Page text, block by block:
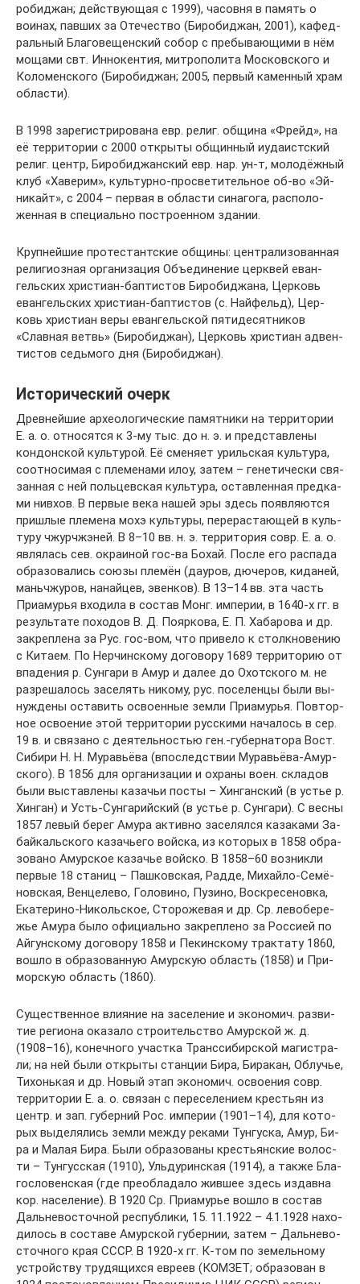
ро­бид­жан; дей­ст­вую­щая с 1999), ча­сов­ня в па­мять о
вои­нах, пав­ших за Оте­че­ст­во (Би­ро­бид­жан, 2001), ка­фед­
раль­ный Бла­го­ве­щен­ский со­бор с пре­бы­ваю­щи­ми в нём
мо­ща­ми свт. Ин­но­кен­тия, ми­тро­по­ли­та Мо­с­ковско­го и
Ко­ло­мен­ско­го (Би­ро­би­джан; 2005, пер­вый ка­мен­ный храм
об­лас­ти).
В 1998 за­ре­ги­ст­ри­ро­ва­на евр. ре­лиг. об­щи­на «Фрейд», на
её тер­ри­то­рии с 2000 от­крыты об­щин­ный иу­даи­ст­ский
ре­лиг. центр, Би­ро­бид­жан­ский евр. нар. ун-т, мо­ло­дёж­ный
клуб «Ха­ве­рим», куль­тур­но-про­све­ти­тель­ное об-во «Эй­
ни­кайт», с 2004 – пер­вая в об­лас­ти си­на­го­га, рас­по­ло­
жен­ная в спе­ци­аль­но по­стро­ен­ном зда­нии.
Круп­ней­шие про­тес­тант­ские об­щи­ны: цен­тра­ли­зо­ван­ная
ре­лигиозная ор­га­ни­за­ция Объ­е­ди­не­ние церк­вей еван­
гель­ских хри­сти­ан-бап­ти­стов Би­ро­бид­жа­на, Цер­ковь
еван­гель­ских хри­сти­ан-­бап­ти­стов (с. Най­фельд), Цер­
ковь хри­сти­ан ве­ры еван­гель­ской пя­ти­де­сят­ни­ков
«Слав­ная ветвь» (Би­ро­бид­жан), Цер­ковь хри­сти­ан ад­вен­
ти­стов седь­мо­го дня (Би­робид­жан).
Исторический очерк
Древ­ней­шие ар­хео­ло­гические па­мят­ни­ки на тер­ри­то­рии
Е. а. о. от­но­сят­ся к 3-му тыс. до н. э. и пред­став­ле­ны
кон­дон­ской куль­ту­рой. Её сме­ня­ет уриль­ская куль­ту­ра,
со­от­но­си­мая с пле­ме­на­ми илоу, за­тем – ге­не­ти­че­ски свя­
зан­ная с ней поль­цев­ская куль­ту­ра, ос­тав­лен­ная пред­ка­
ми нив­хов. В пер­вые ве­ка на­шей эры здесь по­яв­ля­ют­ся
при­шлые пле­ме­на мо­хэ куль­ту­ры, пе­ре­рас­таю­щей в куль­
ту­ру чжур­чжэ­ней. В 8–10 вв. н. э. тер­ри­то­рия совр. Е. а. о.
яв­ля­лась сев. ок­раи­ной гос-ва Бо­хай. По­сле его рас­па­да
об­ра­зо­ва­лись сою­зы пле­мён (дау­ров, дю­че­ров, ки­да­ней,
мань­чжу­ров, на­най­цев, эвен­ков). В 13–14 вв. эта часть
При­аму­рья вхо­ди­ла в со­став Монг. им­пе­рии, в 1640-х гг. в
ре­зуль­та­те по­хо­дов В. Д. По­яр­ко­ва, Е. П. Ха­ба­ро­ва и др.
за­кре­п­ле­на за Рус. гос-вом, что при­ве­ло к столк­но­ве­нию
с Ки­та­ем. По Нер­чин­ско­му до­го­во­ру 1689 тер­ри­то­рию от
впа­де­ния р. Сун­га­ри в Амур и да­лее до Охот­ско­го м. не
раз­ре­ша­лось за­се­лять ни­ко­му, рус. по­се­лен­цы бы­ли вы­
ну­ж­де­ны ос­та­вить ос­во­ен­ные зем­ли При­аму­рья. По­втор­
ное ос­вое­ние этой тер­ри­то­рии рус­ски­ми на­ча­лось в сер.
19 в. и свя­за­но с дея­тель­но­стью ген.-гу­бер­на­то­ра Вост.
Си­би­ри Н. Н. Му­равь­ё­ва (впо­след­ст­вии Му­равь­ё­ва-Амур­
ско­го). В 1856 для ор­га­ни­за­ции и ох­ра­ны во­ен. скла­дов
бы­ли вы­став­ле­ны ка­за­чьи по­сты – Хин­ган­ский (в устье р.
Хин­ган) и Усть-Сун­га­рий­ский (в устье р. Сун­га­ри). С вес­ны
1857 ле­вый бе­рег Аму­ра ак­тив­но за­се­лял­ся ка­за­ка­ми За­
бай­каль­ско­го ка­зачь­е­го вой­ска, из ко­то­рых в 1858 об­ра­
зо­ва­но Амур­ское ка­за­чье вой­ско. В 1858–60 воз­ник­ли
пер­вые 18 ста­ниц – Паш­ков­ская, Рад­де, Ми­хай­ло-Се­мё­
нов­ская, Вен­це­ле­во, Го­ло­ви­но, Пу­зи­но, Вос­кре­се­нов­ка,
Ека­те­ри­но-­Ни­коль­ское, Сто­ро­же­вая и др. Ср. ле­во­бе­ре­
жье Аму­ра бы­ло офи­ци­аль­но за­кре­п­ле­но за Рос­си­ей по
Ай­гун­ско­му до­го­во­ру 1858 и Пе­кин­ско­му трак­та­ту 1860,
во­шло в об­ра­зо­ван­ную Амур­скую об­ласть (1858) и При­
мор­скую об­ласть (1860).
Су­ще­ст­вен­ное влия­ние на за­се­ле­ние и эко­но­мич. раз­ви­
тие ре­гио­на ока­за­ло строи­тель­ст­во Амур­ской ж. д.
(1908–16), ко­неч­но­го уча­ст­ка Транс­си­бир­ской ма­ги­ст­ра­
ли; на ней бы­ли от­кры­ты стан­ции Би­ра, Би­ра­кан, Об­лу­чье,
Ти­хонь­кая и др. Но­вый этап эко­но­мич. ос­вое­ния совр.
тер­ри­то­рии Е. а. о. свя­зан с пе­ре­се­ле­ни­ем кре­сть­ян из
центр. и зап. гу­бер­ний Рос. им­пе­рии (1901–14), для ко­то­
рых вы­де­ля­лись зем­ли ме­ж­ду ре­ка­ми Тун­гу­ска, Амур, Би­
ра и Ма­лая Би­ра. Бы­ли об­ра­зо­ва­ны кре­сть­ян­ские во­лос­
ти – Тун­гус­ская (1910), Уль­ду­рин­ская (1914), а так­же Бла­
го­сло­вен­ская (где пре­об­ла­да­ло жив­шее здесь из­дав­на
кор. на­се­ле­ние). В 1920 Ср. При­аму­рье во­шло в со­став
Даль­не­во­сточ­ной рес­пуб­ли­ки, 15. 11.1922 – 4.1.1928 на­хо­
ди­лось в со­ста­ве Амур­ской гу­бер­нии, за­тем – Даль­не­во­
сточ­но­го края СССР. В 1920-х гг. К-том по зе­мель­но­му
уст­рой­ст­ву тру­дя­щих­ся ев­ре­ев (КОМЗЕТ; об­ра­зо­ван в